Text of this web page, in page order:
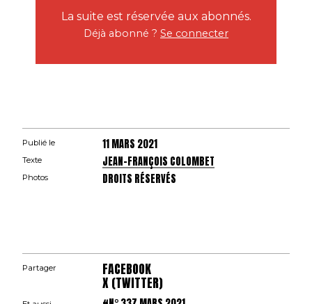
La suite est réservée aux abonnés.
Déjà abonné ? Se connecter
Publié le 11 MARS 2021
Texte JEAN-FRANÇOIS COLOMBET
Photos DROITS RÉSERVÉS
Partager FACEBOOK
X (TWITTER)